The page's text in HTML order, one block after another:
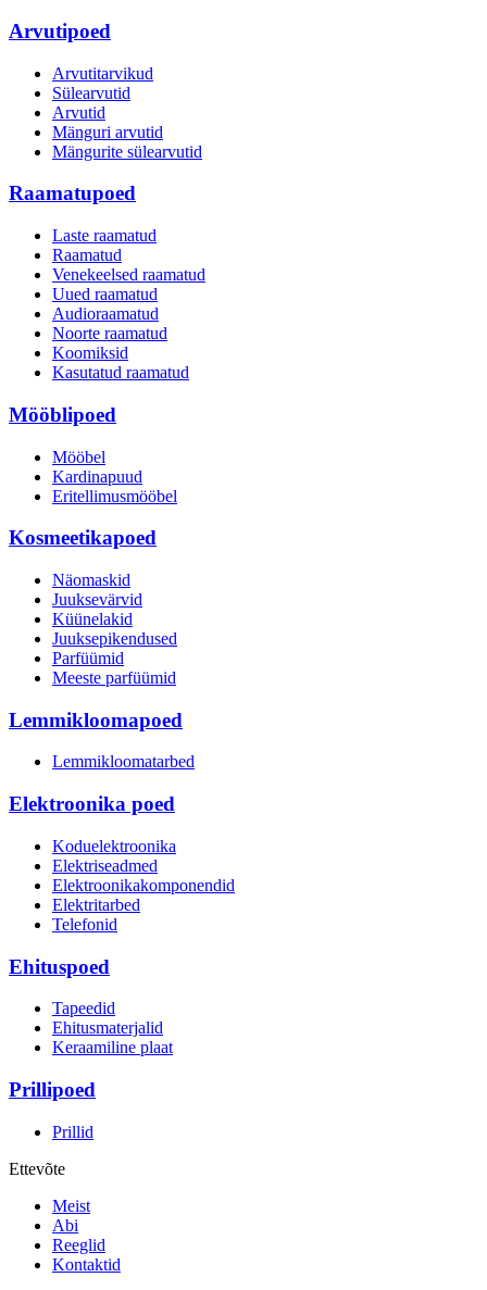
Arvutipoed
Arvutitarvikud
Sülearvutid
Arvutid
Mänguri arvutid
Mängurite sülearvutid
Raamatupoed
Laste raamatud
Raamatud
Venekeelsed raamatud
Uued raamatud
Audioraamatud
Noorte raamatud
Koomiksid
Kasutatud raamatud
Mööblipoed
Mööbel
Kardinapuud
Eritellimusmööbel
Kosmeetikapoed
Näomaskid
Juuksevärvid
Küünelakid
Juuksepikendused
Parfüümid
Meeste parfüümid
Lemmikloomapoed
Lemmikloomatarbed
Elektroonika poed
Koduelektroonika
Elektriseadmed
Elektroonikakomponendid
Elektritarbed
Telefonid
Ehituspoed
Tapeedid
Ehitusmaterjalid
Keraamiline plaat
Prillipoed
Prillid
Ettevõte
Meist
Abi
Reeglid
Kontaktid